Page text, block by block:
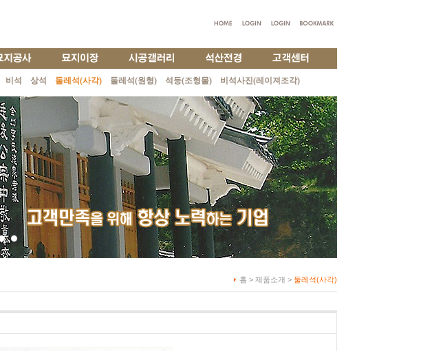
비석 상석 둘레석(사각) 둘레석(원형) 석등(조형물) 비석사진(레이져조각)
홈 > 제품소개 > 둘레석(사각)